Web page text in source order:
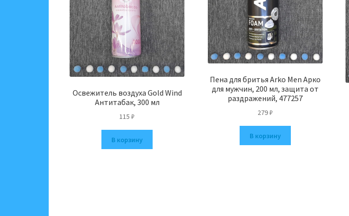
пена
для
ванн
Малина)
Освежитель воздуха Gold Wind
Антитабак, 300 мл
115₽
В корзину
Пена для бритья Arko Men Арко
для мужчин, 200 мл, защита от
раздражений, 477257
279₽
В корзину